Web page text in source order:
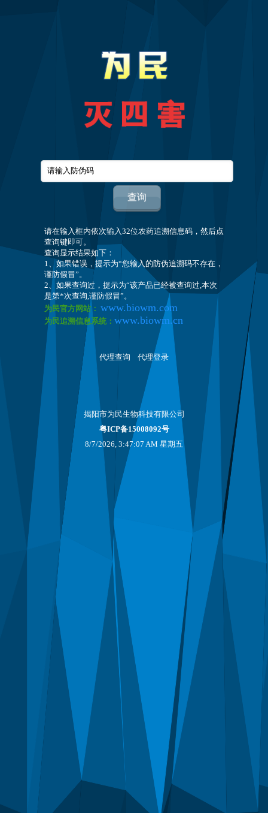
请在输入框内依次输入32位农药追溯信息码，然后点
查询键即可。
查询显示结果如下：
1、如果错误，提示为“您输入的防伪追溯码不存在，
谨防假冒”。
2、如果查询过，提示为“该产品已经被查询过,本次
是第*次查询,谨防假冒”。
为民官方网站： www.biowm.com
为民追溯信息系统： www.biowm.cn
代理查询 代理登录
揭阳市为民生物科技有限公司
粤ICP备15008092号
8/7/2026, 3:47:07 AM 星期五